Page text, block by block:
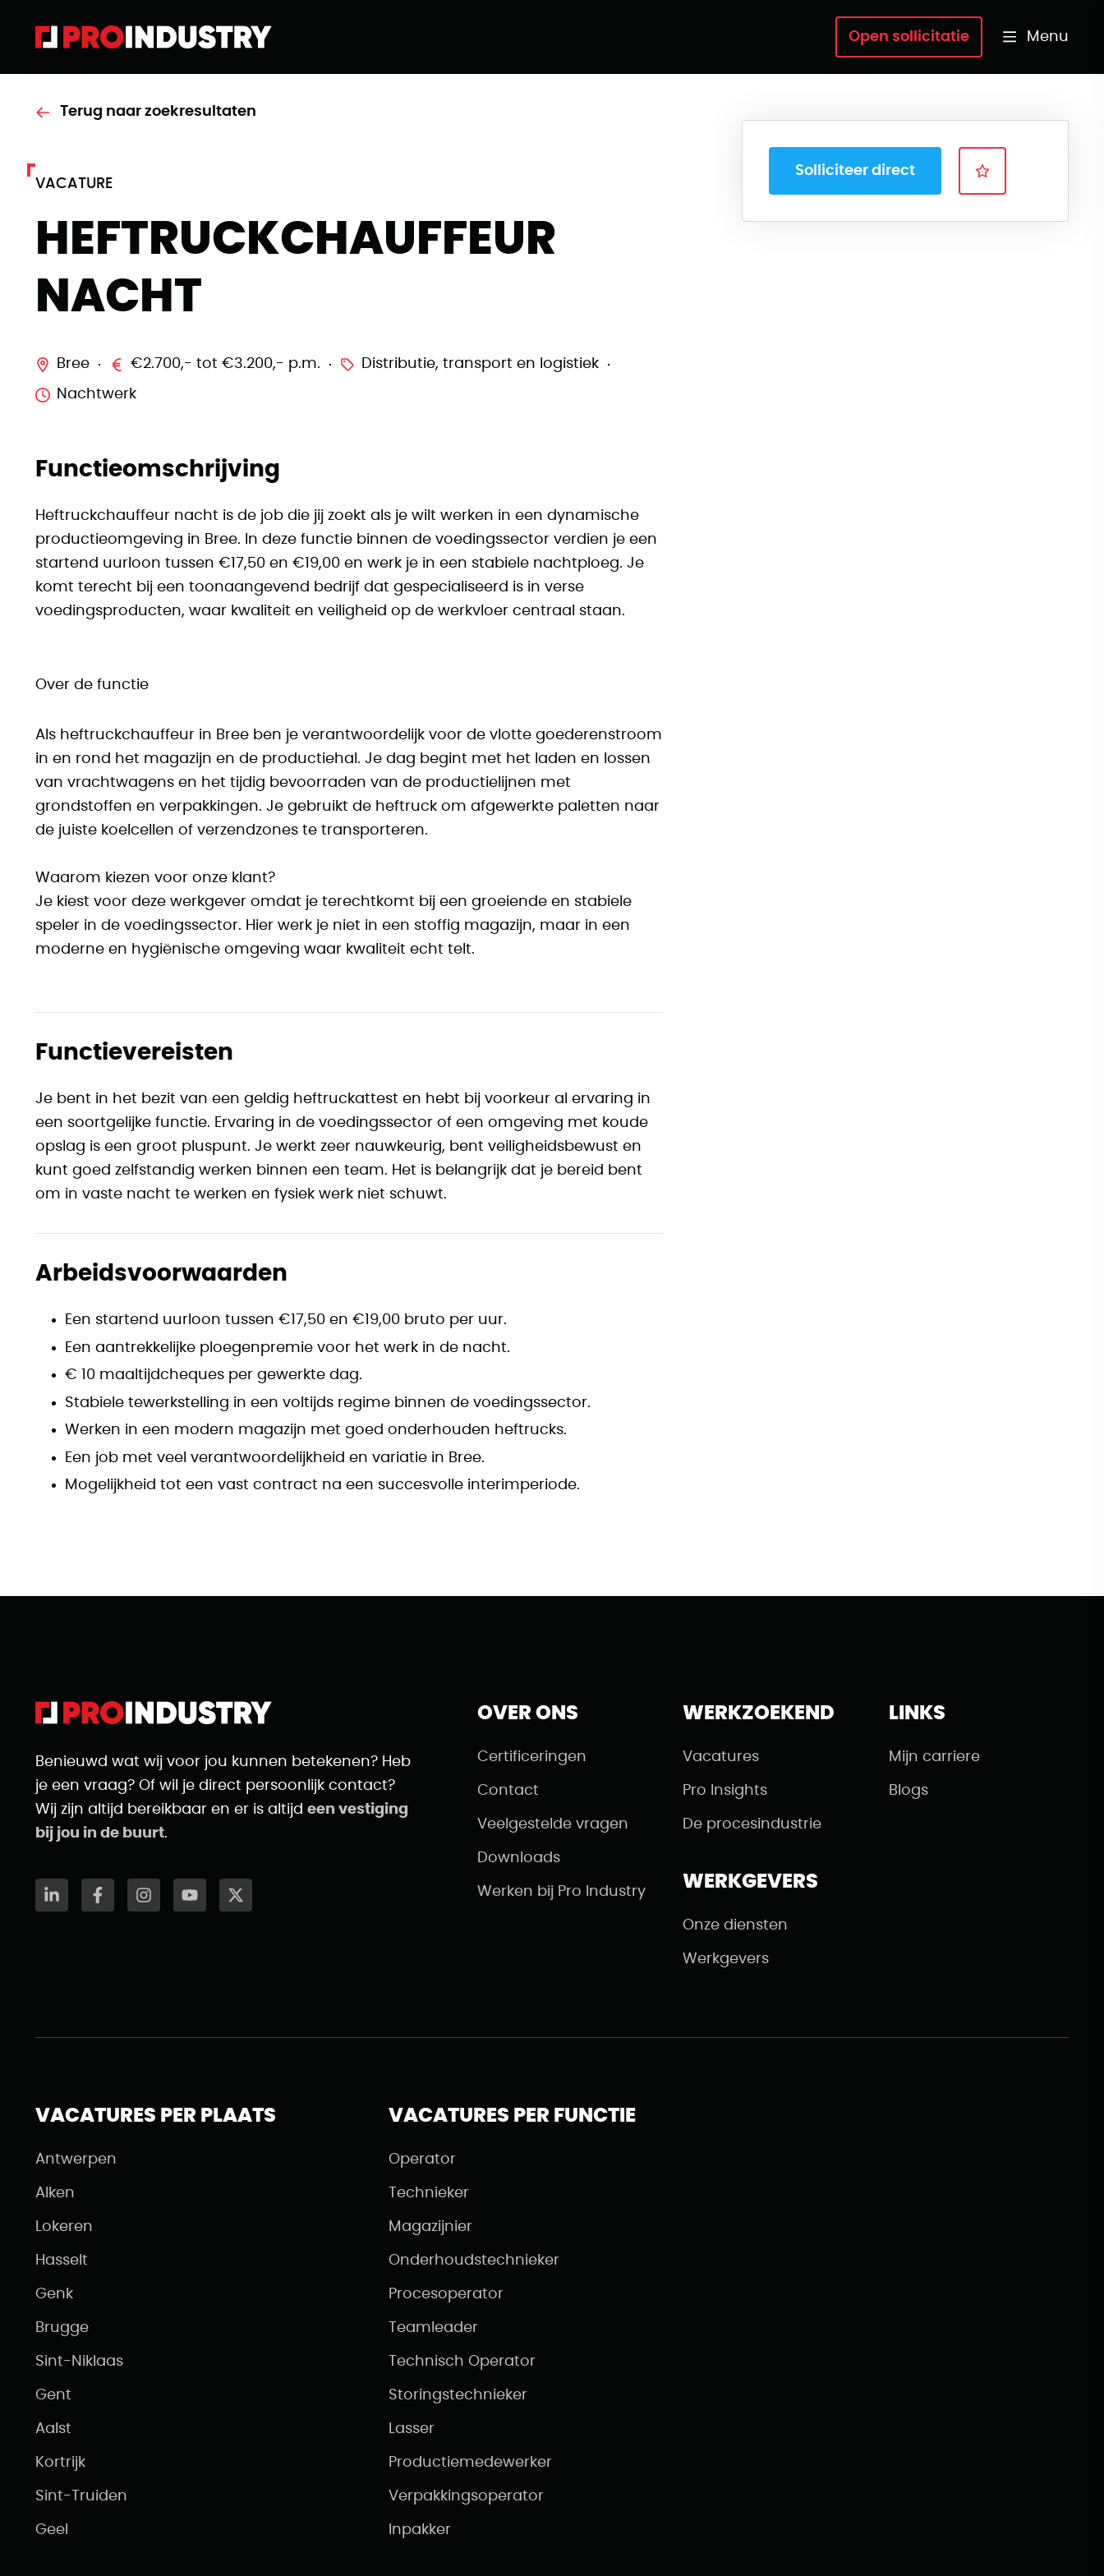
Open sollicitatie Menu
Terug naar zoekresultaten
VACATURE
HEFTRUCKCHAUFFEUR
NACHT
Bree €2.700,- tot €3.200,- p.m. Distributie, transport en logistiek
Nachtwerk
Functieomschrijving
Heftruckchauffeur nacht is de job die jij zoekt als je wilt werken in een dynamische
productieomgeving in Bree. In deze functie binnen de voedingssector verdien je een
startend uurloon tussen €17,50 en €19,00 en werk je in een stabiele nachtploeg. Je
komt terecht bij een toonaangevend bedrijf dat gespecialiseerd is in verse
voedingsproducten, waar kwaliteit en veiligheid op de werkvloer centraal staan.
Over de functie
Als heftruckchauffeur in Bree ben je verantwoordelijk voor de vlotte goederenstroom
in en rond het magazijn en de productiehal. Je dag begint met het laden en lossen
van vrachtwagens en het tijdig bevoorraden van de productielijnen met
grondstoffen en verpakkingen. Je gebruikt de heftruck om afgewerkte paletten naar
de juiste koelcellen of verzendzones te transporteren.
Waarom kiezen voor onze klant?
Je kiest voor deze werkgever omdat je terechtkomt bij een groeiende en stabiele
speler in de voedingssector. Hier werk je niet in een stoffig magazijn, maar in een
moderne en hygiënische omgeving waar kwaliteit echt telt.
Functievereisten
Je bent in het bezit van een geldig heftruckattest en hebt bij voorkeur al ervaring in
een soortgelijke functie. Ervaring in de voedingssector of een omgeving met koude
opslag is een groot pluspunt. Je werkt zeer nauwkeurig, bent veiligheidsbewust en
kunt goed zelfstandig werken binnen een team. Het is belangrijk dat je bereid bent
om in vaste nacht te werken en fysiek werk niet schuwt.
Arbeidsvoorwaarden
Een startend uurloon tussen €17,50 en €19,00 bruto per uur.
Een aantrekkelijke ploegenpremie voor het werk in de nacht.
€ 10 maaltijdcheques per gewerkte dag.
Stabiele tewerkstelling in een voltijds regime binnen de voedingssector.
Werken in een modern magazijn met goed onderhouden heftrucks.
Een job met veel verantwoordelijkheid en variatie in Bree.
Mogelijkheid tot een vast contract na een succesvolle interimperiode.
Solliciteer direct
Benieuwd wat wij voor jou kunnen betekenen? Heb
je een vraag? Of wil je direct persoonlijk contact?
Wij zijn altijd bereikbaar en er is altijd een vestiging
bij jou in de buurt.
OVER ONS
Certificeringen
Contact
Veelgestelde vragen
Downloads
Werken bij Pro Industry
WERKZOEKEND
Vacatures
Pro Insights
De procesindustrie
WERKGEVERS
Onze diensten
Werkgevers
LINKS
Mijn carriere
Blogs
VACATURES PER PLAATS
Antwerpen
Alken
Lokeren
Hasselt
Genk
Brugge
Sint-Niklaas
Gent
Aalst
Kortrijk
Sint-Truiden
Geel
VACATURES PER FUNCTIE
Operator
Technieker
Magazijnier
Onderhoudstechnieker
Procesoperator
Teamleader
Technisch Operator
Storingstechnieker
Lasser
Productiemedewerker
Verpakkingsoperator
Inpakker